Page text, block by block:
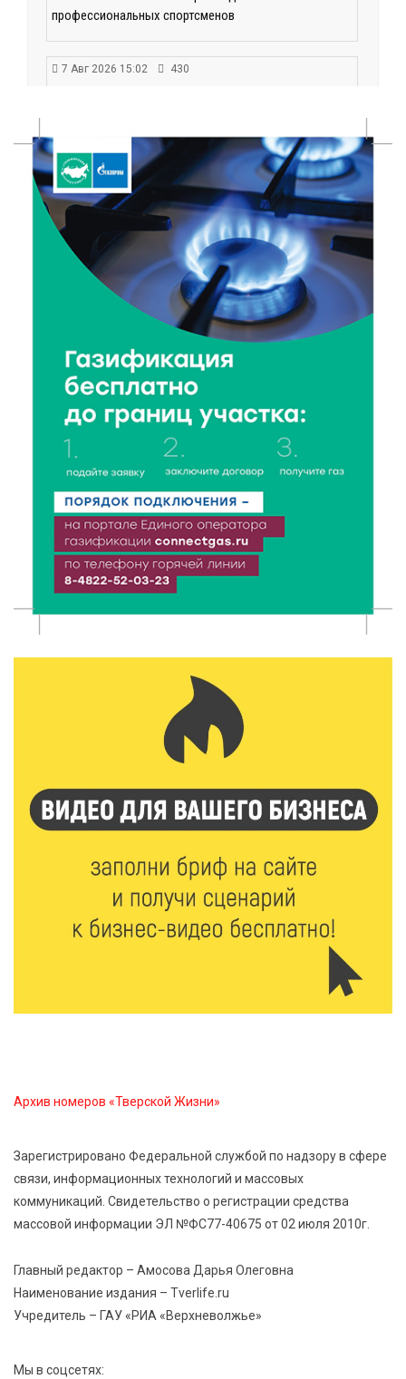
профессиональных спортсменов
7 Авг 2026 15:02 430
7 Авг 2026 14:46
Медицина стала самым популярным направлением у
абитуриентов в 2026 году
7 Авг 2026 14:31 117
От сортировки мусора до жилья для ветеранов СВО:
Владимир Васильев посетил СНТ в Твери
7 Авг 2026 14:02 127
Владимир Васильев получил удостоверение
кандидата в депутаты Госдумы IX созыва
7 Авг 2026 13:32 165
В Старице состоится бесплатный фестиваль
авиамоделей
7 Авг 2026 13:02 162
Как уберечься от клещей: рекомендации
От танцев до спорта: в Твери на семи площадках
пройдут праздничные мероприятия
147
Ребёнок, жизнь, семья: жители Твери назвали
главные подарки в своей жизни
Спрос растёт: жители других регионов активнее
оформляют недвижимость в Тверской области
Энергетики «Тверьэнерго» готовятся к ухудшению
погодных условий
Архив номеров «Тверской Жизни»
Зарегистрировано Федеральной службой по надзору в сфере
связи, информационных технологий и массовых
коммуникаций. Свидетельство о регистрации средства
массовой информации ЭЛ №ФС77-40675 от 02 июля 2010г.
Главный редактор – Амосова Дарья Олеговна
Наименование издания – Tverlife.ru
Учредитель – ГАУ «РИА «Верхневолжье»
Мы в соцсетях: